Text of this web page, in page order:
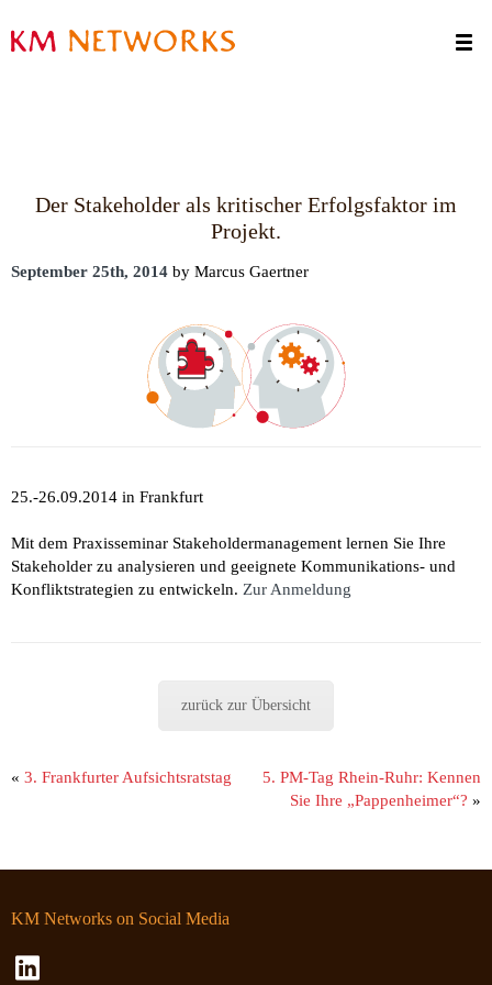
Kontakt
Der Stakeholder als kritischer Erfolgsfaktor im
Projekt.
September 25th, 2014 by Marcus Gaertner
25.-26.09.2014 in Frankfurt
Mit dem Praxisseminar Stakeholdermanagement lernen Sie Ihre
Stakeholder zu analysieren und geeignete Kommunikations- und
Konfliktstrategien zu entwickeln. Zur Anmeldung
zurück zur Übersicht
5. PM-Tag Rhein-Ruhr: Kennen
Sie Ihre „Pappenheimer“? »
« 3. Frankfurter Aufsichtsratstag
KM Networks on Social Media